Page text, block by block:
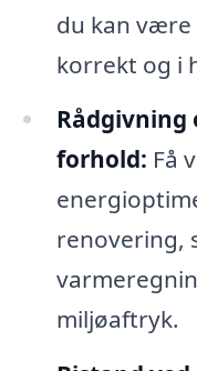
du kan være
korrekt og i
Rådgivning
forhold: Få
renovering,
miljøaftryk.